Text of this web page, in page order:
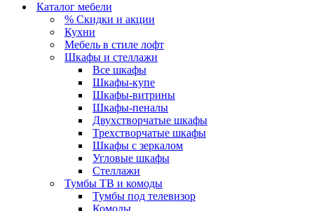
Каталог мебели
% Скидки и акции
Кухни
Мебель в стиле лофт
Шкафы и стеллажи
Все шкафы
Шкафы-купе
Шкафы-витрины
Шкафы-пеналы
Двухстворчатые шкафы
Трехстворчатые шкафы
Шкафы с зеркалом
Угловые шкафы
Стеллажи
Тумбы ТВ и комоды
Тумбы под телевизор
Комоды